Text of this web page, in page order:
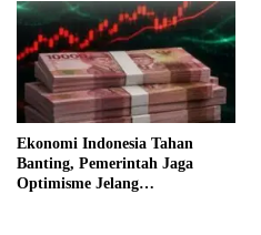
Ekonomi Indonesia Tahan
Banting, Pemerintah Jaga
Optimisme Jelang